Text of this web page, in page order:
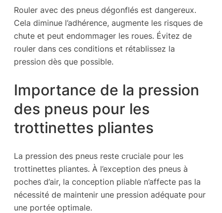
Rouler avec des pneus dégonflés est dangereux.
Cela diminue l’adhérence, augmente les risques de
chute et peut endommager les roues. Évitez de
rouler dans ces conditions et rétablissez la
pression dès que possible.
Importance de la pression
des pneus pour les
trottinettes pliantes
La pression des pneus reste cruciale pour les
trottinettes pliantes. À l’exception des pneus à
poches d’air, la conception pliable n’affecte pas la
nécessité de maintenir une pression adéquate pour
une portée optimale.